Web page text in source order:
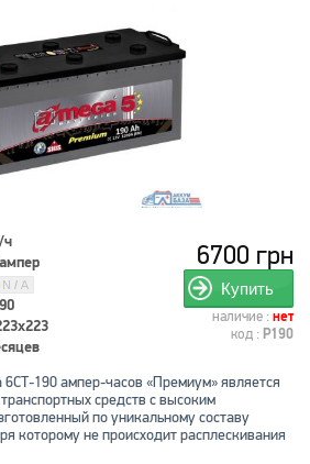
ч 6700 грн
Купить
наличие : нет
код : P190
190 ампер-часов «Премиум» является
средств с высоким
по уникальному составу
которому не происходит расплескивания